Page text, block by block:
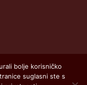
bolje korisničko
suglasni ste s